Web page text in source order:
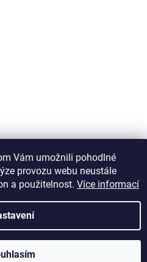
Vám umožnili pohodlné
provozu webu neustále
a použitelnost. Více informací
. Všechna práva vyhrazena.